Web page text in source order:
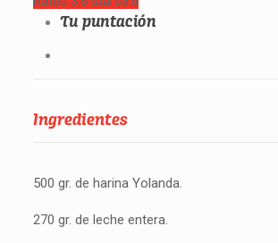
Tu puntación
Ingredientes
500 gr. de harina Yolanda.
270 gr. de leche entera.